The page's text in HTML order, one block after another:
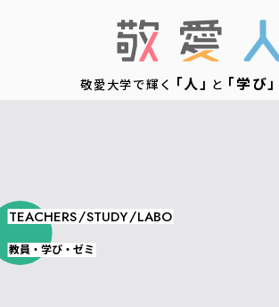
敬愛大学で輝く「人」と「学び
TEACHERS/STUDY/LABO
教員・学び・ゼミ